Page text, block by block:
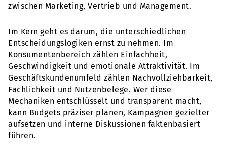
zwischen Marketing, Vertrieb und Management.
Im Kern geht es darum, die unterschiedlichen
Entscheidungslogiken ernst zu nehmen. Im
Konsumentenbereich zählen Einfachheit,
Geschwindigkeit und emotionale Attraktivität. Im
Geschäftskundenumfeld zählen Nachvollziehbarkeit,
Fachlichkeit und Nutzenbelege. Wer diese
Mechaniken entschlüsselt und transparent macht,
kann Budgets präziser planen, Kampagnen gezielter
aufsetzen und interne Diskussionen faktenbasiert
führen.